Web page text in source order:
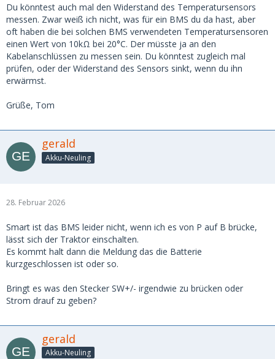
Du könntest auch mal den Widerstand des Temperatursensors
messen. Zwar weiß ich nicht, was für ein BMS du da hast, aber
oft haben die bei solchen BMS verwendeten Temperatursensoren
einen Wert von 10kΩ bei 20°C. Der müsste ja an den
Kabelanschlüssen zu messen sein. Du könntest zugleich mal
prüfen, oder der Widerstand des Sensors sinkt, wenn du ihn
erwärmst.
Grüße, Tom
gerald
Akku-Neuling
28. Februar 2026
Smart ist das BMS leider nicht, wenn ich es von P auf B brücke,
lässt sich der Traktor einschalten.
Es kommt halt dann die Meldung das die Batterie
kurzgeschlossen ist oder so.
Bringt es was den Stecker SW+/- irgendwie zu brücken oder
Strom drauf zu geben?
gerald
Akku-Neuling